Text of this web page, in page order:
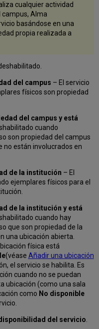
cualquier actividad
campus, Alma
basándose en una
propia realizada a
del campus – El servicio
físicos son propiedad
del campus y está
cuando
son propiedad del campus
no están involucrados en
de la institución – El
ejemplares físicos para el
de la institución y está
cuando hay
que son propiedad de la
una ubicación abierta.
física está
(véase Añadir una ubicación
el servicio se habilita. Es
cuando no se puedan
ubicación (como una sala
como No disponible
del servicio